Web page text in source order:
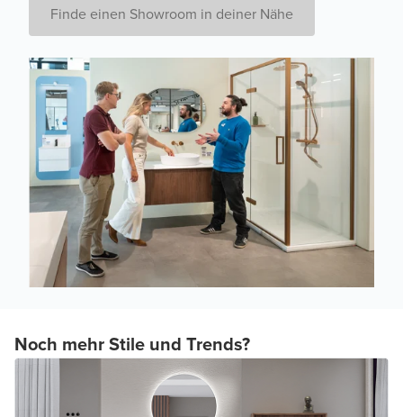
Finde einen Showroom in deiner Nähe
Noch mehr Stile und Trends?